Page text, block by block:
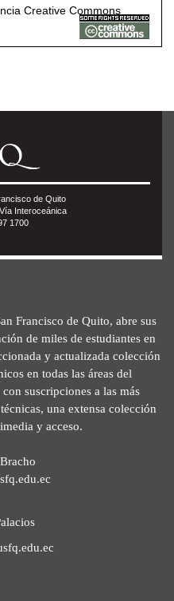
Creative Commons
de Quito
Interoceánica
1700
Francisco de Quito, abre sus
de miles de estudiantes en
y actualizada colección
en todas las áreas del
suscripciones a las más
una extensa colección
y acceso.